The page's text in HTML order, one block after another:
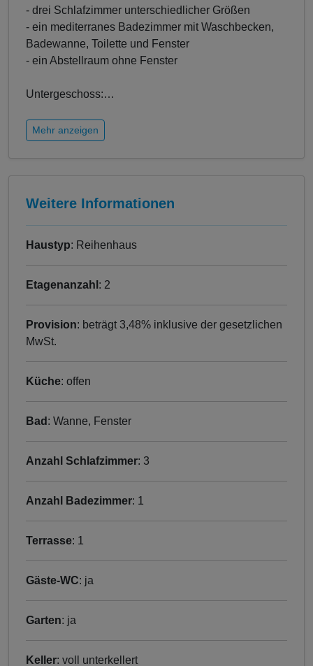
- drei Schlafzimmer unterschiedlicher Größen
- ein mediterranes Badezimmer mit Waschbecken,
Badewanne, Toilette und Fenster
- ein Abstellraum ohne Fenster
Untergeschoss:…
Mehr anzeigen
Weitere Informationen
Haustyp: Reihenhaus
Etagenanzahl : 2
Provision: beträgt 3,48% inklusive der gesetzlichen
MwSt.
Küche: offen
Bad : Wanne, Fenster
Anzahl Schlafzimmer: 3
Anzahl Badezimmer: 1
Terrasse: 1
Gäste-WC: ja
Garten: ja
Keller: voll unterkellert